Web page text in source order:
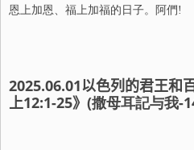
恩上加恩、福上加福的日子。阿們!
2025.06.01以色列的君王和
上12:1-25》 (撒母耳記与我-